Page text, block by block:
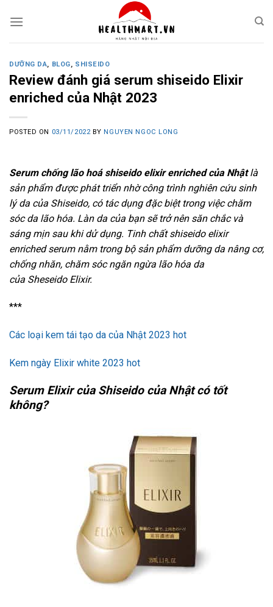
DƯỠNG DA, BLOG, SHISEIDO
Review đánh giá serum shiseido Elixir
enriched của Nhật 2023
POSTED ON 03/11/2022 BY NGUYEN NGOC LONG
Serum chống lão hoá shiseido elixir enriched của Nhậtlà
sản phẩm được phát triển nhờ công trình nghiên cứu sinh
lý da của Shiseido, có tác dụng đặc biệt trong việc chăm
sóc da lão hóa. Làn da của bạn sẽ trở nên săn chắc và
sáng mịn sau khi dử dụng. Tinh chất shiseido elixir
enriched serum nằm trong bộ sản phẩm dưỡng da nâng cơ,
chống nhăn, chăm sóc ngăn ngừa lão hóa da
của Sheseido Elixir.
***
Các loại kem tái tạo da của Nhật 2023 hot
Kem ngày Elixir white 2023 hot
Serum Elixir của Shiseido của Nhật có tốt
không?